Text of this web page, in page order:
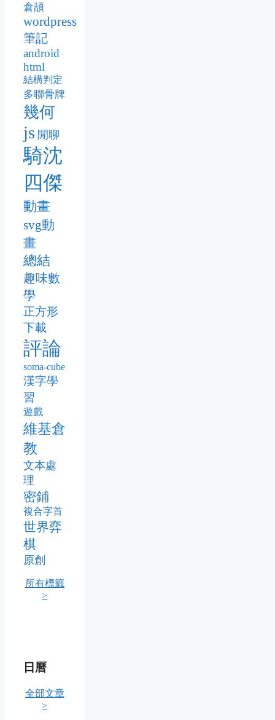
倉頡
wordpress
筆記
android
html
結構判定
多聯骨牌
幾何
js 閒聊
騎沈
四傑
動畫
svg動
畫
總結
趣味數
學
正方形
下載
評論
soma-cube
漢字學
習
遊戲
維基倉
教
文本處
理
密鋪
複合字首
世界弈
棋
原創
所有標籤
>
日曆
全部文章
>